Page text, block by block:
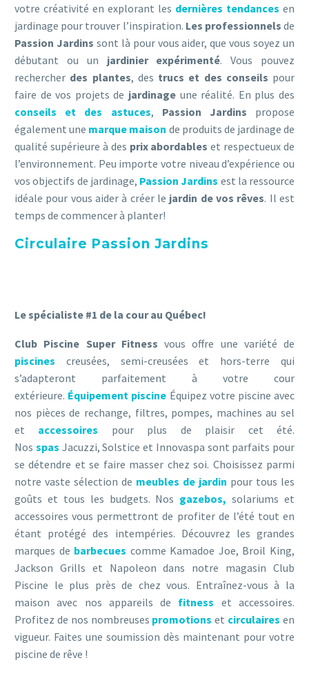
votre créativité en explorant les dernières tendances en
jardinage pour trouver l’inspiration. Les professionnels de
Passion Jardins sont là pour vous aider, que vous soyez un
débutant ou un jardinier expérimenté. Vous pouvez
rechercher des plantes, des trucs et des conseils pour
faire de vos projets de jardinage une réalité. En plus des
conseils et des astuces, Passion Jardins propose
également une marque maison de produits de jardinage de
qualité supérieure à des prix abordables et respectueux de
l’environnement. Peu importe votre niveau d’expérience ou
vos objectifs de jardinage, Passion Jardins est la ressource
idéale pour vous aider à créer le jardin de vos rêves. Il est
temps de commencer à planter!
Circulaire Passion Jardins
Le spécialiste #1 de la cour au Québec!
Club Piscine Super Fitness vous offre une variété de
piscines creusées, semi-creusées et hors-terre qui
s’adapteront parfaitement à votre cour
extérieure. Équipement piscine Équipez votre piscine avec
nos pièces de rechange, filtres, pompes, machines au sel
et accessoires
pour plus de plaisir cet été.
Nos spas Jacuzzi, Solstice et Innovaspa sont parfaits pour
se détendre et se faire masser chez soi. Choisissez parmi
notre vaste sélection de meubles de jardin pour tous les
goûts et tous les budgets. Nos gazebos, solariums et
accessoires vous permettront de profiter de l’été tout en
étant protégé des intempéries. Découvrez les grandes
marques de barbecues comme Kamadoe Joe, Broil King,
Jackson Grills et Napoleon dans notre magasin Club
Piscine le plus près de chez vous. Entraînez-vous à la
maison avec nos appareils de fitness et accessoires.
Profitez de nos nombreuses promotions et circulaires en
vigueur. Faites une soumission dès maintenant pour votre
piscine de rêve !